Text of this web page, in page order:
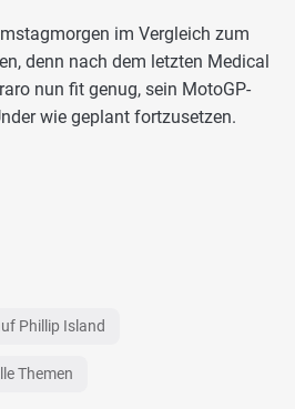
im Vergleich zum
denn nach dem letzten Medical
nun fit genug, sein MotoGP-
wie geplant fortzusetzen.
Phillip Island
Themen